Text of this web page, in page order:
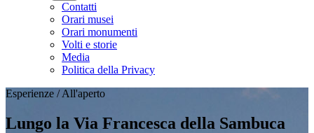
Contatti
Orari musei
Orari monumenti
Volti e storie
Media
Politica della Privacy
Esperienze / All'aperto
Lungo la Via Francesca della Sambuca